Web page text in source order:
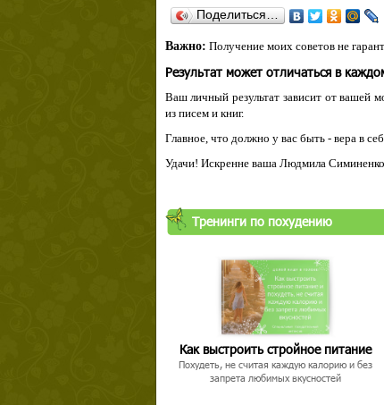
Поделиться…
Важно: Получение моих советов не
Результат может отличаться в
Ваш личный результат зависит от вашей
из писем и книг.
Главное, что должно у вас быть - вера в
Удачи! Искренне ваша Людмила
Тренинги по похудению
Как выстроить стройное питание
Похудеть, не считая каждую калорию и без
запрета любимых вкусностей